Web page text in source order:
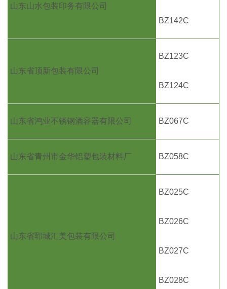
山东山水包装印务有限公司
BZ142C
山东省顶新包装有限公司
BZ123C
BZ124C
山东省鸿业不锈钢酒容器有限公司 BZ067C
山东省青州市金华铝塑包装材料厂 BZ058C
山东省郓城汇美包装有限公司
BZ025C
BZ026C
BZ027C
BZ028C